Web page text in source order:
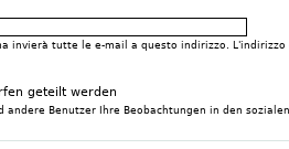
invierà tutte le e-mail a questo indirizzo.
geteilt werden
andere Benutzer Ihre Beobachtungen in den